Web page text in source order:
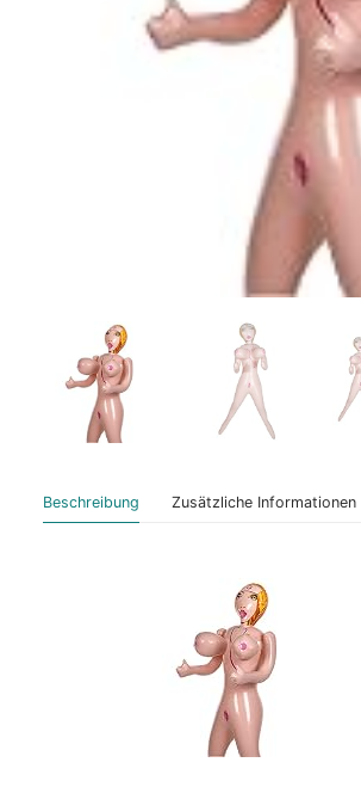
Beschreibung Zusätzliche Informationen